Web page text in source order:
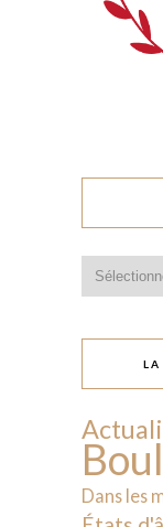
LA
Dans les